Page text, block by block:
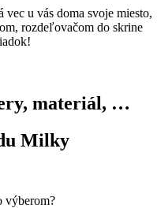
u vás doma svoje miesto,
rozdeľovačom do skrine
materiál, …
Milky
výberom?